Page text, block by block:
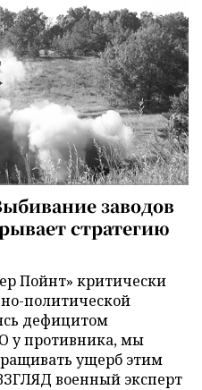
заводов
стратегию
Пойнт» критически
политической
дефицитом
у противника, мы
ущерб этим
военный эксперт